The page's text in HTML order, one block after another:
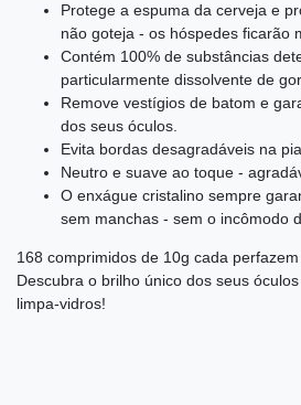
Protege a espuma da cerveja e
não goteja - os hóspedes ficarão
Contém 100% de substâncias
particularmente dissolvente de
Remove vestígios de batom e
dos seus óculos.
Evita bordas desagradáveis ​​na pia.
Neutro e suave ao toque -
O enxágue cristalino sempre
sem manchas - sem o incômodo
168 comprimidos de 10g cada
Descubra o brilho único dos seus
limpa-vidros!